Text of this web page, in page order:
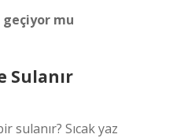
geçiyor mu
Sulanır
sulanır? Sıcak yaz